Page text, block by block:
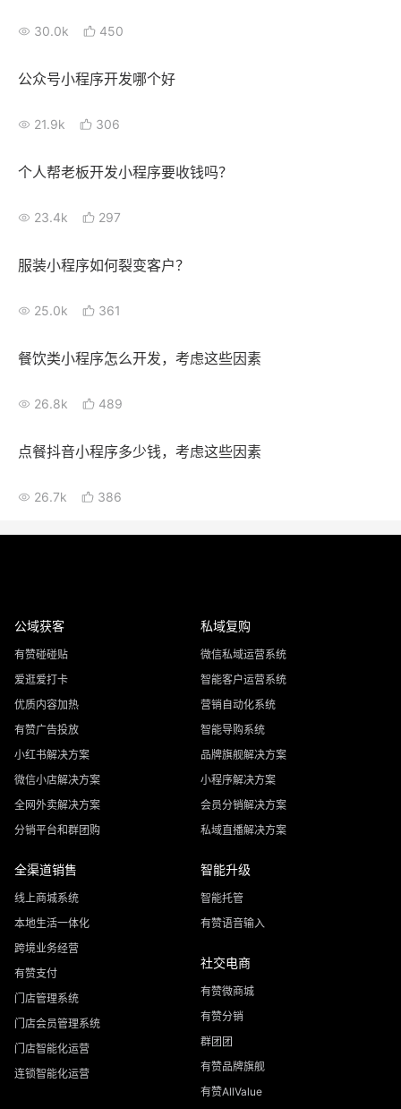
30.0k 450
公众号小程序开发哪个好
21.9k 306
个人帮老板开发小程序要收钱吗？
23.4k 297
服装小程序如何裂变客户？
25.0k 361
餐饮类小程序怎么开发，考虑这些因素
26.8k 489
点餐抖音小程序多少钱，考虑这些因素
26.7k 386
公域获客
有赞碰碰贴
爱逛爱打卡
优质内容加热
有赞广告投放
小红书解决方案
微信小店解决方案
全网外卖解决方案
分销平台和群团购
私域复购
微信私域运营系统
智能客户运营系统
营销自动化系统
智能导购系统
品牌旗舰解决方案
小程序解决方案
会员分销解决方案
私域直播解决方案
全渠道销售
线上商城系统
本地生活一体化
跨境业务经营
有赞支付
门店管理系统
门店会员管理系统
门店智能化运营
连锁智能化运营
智能升级
智能托管
有赞语音输入
社交电商
有赞微商城
有赞分销
群团团
有赞品牌旗舰
有赞AllValue